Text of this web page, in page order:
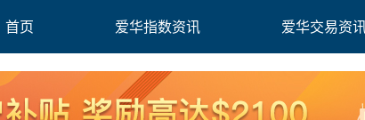
首页 爱华指数资讯 爱华交易资